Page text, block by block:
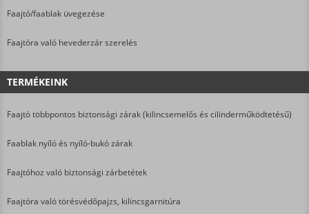
Faajtó/faablak üvegezése
Faajtóra való hevederzár szerelés
TERMÉKEINK
Faajtó többpontos biztonsági zárak (kilincsemelős és cilinderműködtetésű)
Faablak nyíló és nyíló-bukó zárak
Faajtóhoz való biztonsági zárbetétek
Faajtóra való törésvédőpajzs, kilincsgarnitúra